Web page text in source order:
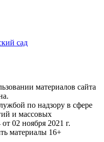
сад
материалов сайта
по надзору в сфере
и массовых
02 ноября 2021 г.
материалы 16+